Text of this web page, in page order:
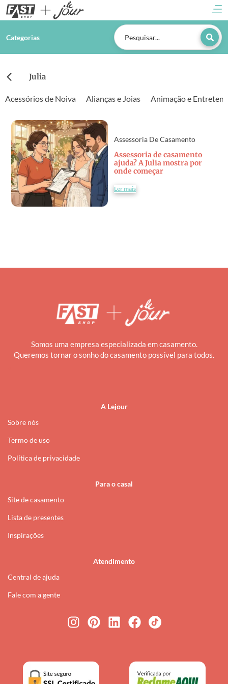
Categorias
Julia
Acessórios de Noiva Alianças e Joias Animação e
Assessoria De Casamento
Assessoria de casamento
ajuda? A Julia mostra por
onde começar
Ler mais
Somos uma empresa especializada em casamento.
Queremos tornar o sonho do casamento possível para todos.
A Lejour
Sobre nós
Termo de uso
Política de privacidade
Para o casal
Site de casamento
Lista de presentes
Inspirações
Atendimento
Central de ajuda
Fale com a gente